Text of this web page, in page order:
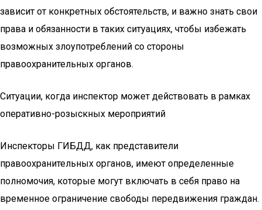
зависит от конкретных обстоятельств, и важно знать свои
права и обязанности в таких ситуациях, чтобы избежать
возможных злоупотреблений со стороны
правоохранительных органов.
Ситуации, когда инспектор может действовать в рамках
оперативно-розыскных мероприятий
Инспекторы ГИБДД, как представители
правоохранительных органов, имеют определенные
полномочия, которые могут включать в себя право на
временное ограничение свободы передвижения граждан.